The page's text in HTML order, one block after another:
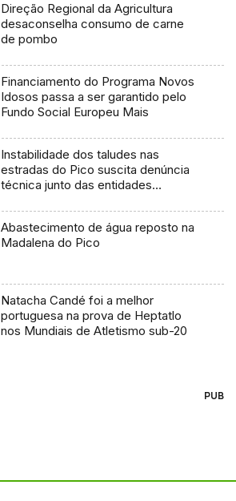
Direção Regional da Agricultura
desaconselha consumo de carne
de pombo
Financiamento do Programa Novos
Idosos passa a ser garantido pelo
Fundo Social Europeu Mais
Instabilidade dos taludes nas
estradas do Pico suscita denúncia
técnica junto das entidades
Abastecimento de água reposto na
Madalena do Pico
Natacha Candé foi a melhor
portuguesa na prova de Heptatlo
nos Mundiais de Atletismo sub-20
PUB